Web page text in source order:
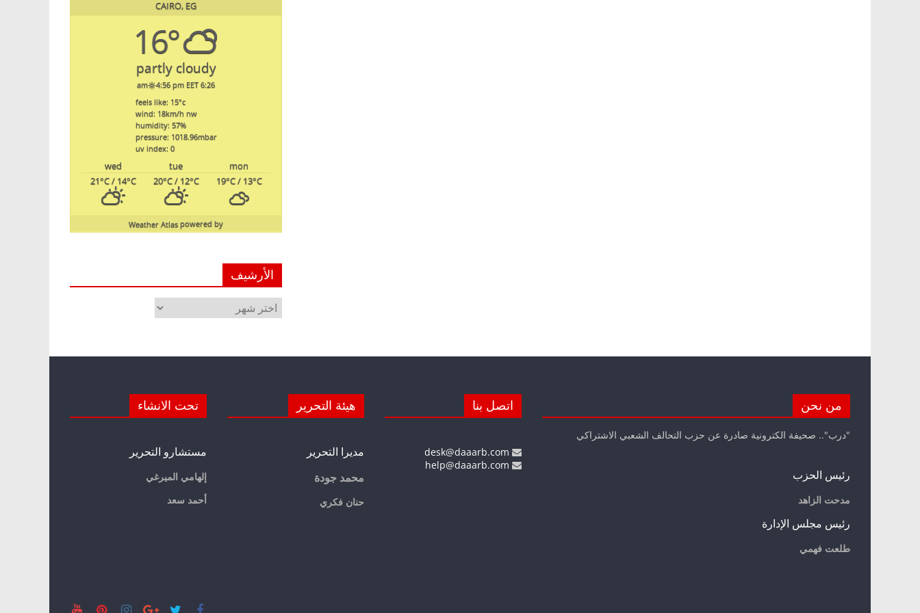
CAIRO, EG
16°
partly cloudy
6:26 am
4:56 pm EET
feels like: 15°c
wind: 18km/h nw
humidity: 57%
pressure: 1018.96mbar
uv index: 0
mon
tue
wed
19°C/ 13°C
20°C/ 12°C
21°C/ 14°C
powered by
Weather Atlas
الأرشيف
الأرشيف
من نحن
"درب".. صحيفة الكترونية صادرة عن حزب التحالف الشعبي الاشتراكي
رئيس الحزب
مدحت الزاهد
رئيس مجلس الإدارة
طلعت فهمي
اتصل بنا هيئة التحرير
مديرا التحرير
محمد جودة
حنان فكري
تحت الانشاء
مستشارو التحرير
إلهامي الميرغي
أحمد سعد